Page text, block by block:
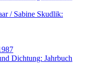
/ Sabine Skudlik:
Dichtung: Jahrbuch